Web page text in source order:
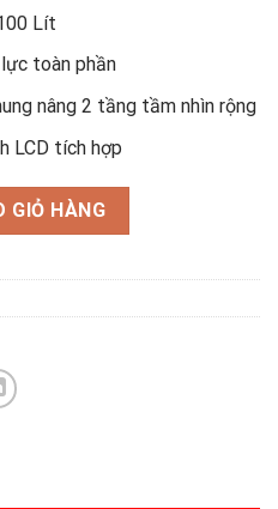
Lít
toàn phần
nâng 2 tầng tầm nhìn rộng
LCD tích hợp
lượng
GIỎ HÀNG